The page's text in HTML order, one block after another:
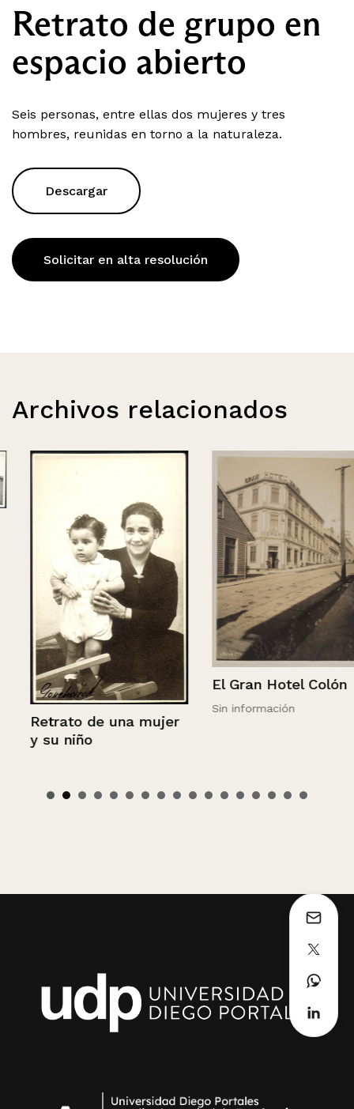
Retrato de grupo en
espacio abierto
Seis personas, entre ellas dos mujeres y tres
hombres, reunidas en torno a la naturaleza.
Descargar
Solicitar en alta resolución
Archivos relacionados
Retrato de una mujer
y su niño
El Gran Hotel Colón
Sin información